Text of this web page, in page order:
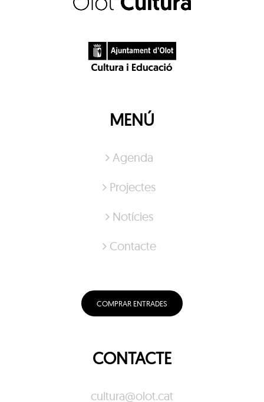
MENÚ
Agenda
Projectes
Notícies
Contacte
COMPRAR ENTRADES
CONTACTE
cultura@olot.cat